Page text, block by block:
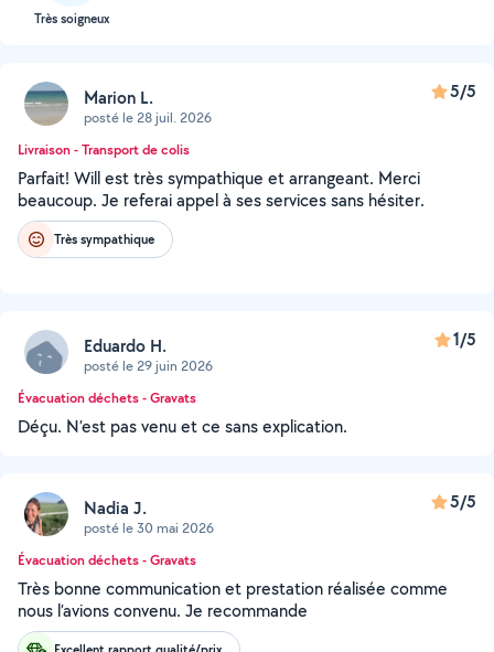
Très soigneux
Marion L.
posté le 28 juil. 2026
5/5
Livraison - Transport de colis
Parfait! Will est très sympathique et arrangeant. Merci
beaucoup. Je referai appel à ses services sans hésiter.
Très sympathique
Eduardo H.
posté le 29 juin 2026
1/5
Évacuation déchets - Gravats
Déçu. N’est pas venu et ce sans explication.
Nadia J.
posté le 30 mai 2026
5/5
Évacuation déchets - Gravats
Très bonne communication et prestation réalisée comme
nous l’avions convenu. Je recommande